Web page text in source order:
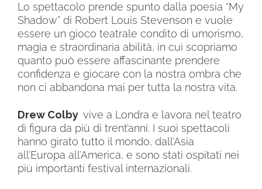
Lo spettacolo prende spunto dalla poesia “My
Shadow” di Robert Louis Stevenson e vuole
essere un gioco teatrale condito di umorismo,
magia e straordinaria abilità, in cui scopriamo
quanto può essere affascinante prendere
confidenza e giocare con la nostra ombra che
non ci abbandona mai per tutta la nostra vita.
Drew Colby vive a Londra e lavora nel teatro
di figura da più di trent’anni. I suoi spettacoli
hanno girato tutto il mondo, dall’Asia
all’Europa all’America, e sono stati ospitati nei
più importanti festival internazionali.